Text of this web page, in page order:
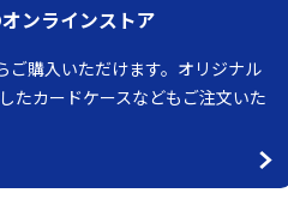
ンラインストア
ご購入いただけます。オリジナル
たカードケースなどもご注文いた